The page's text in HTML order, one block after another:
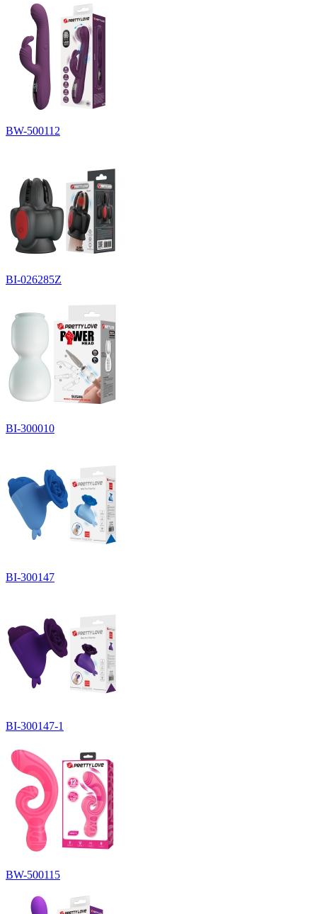
BW-500112
BI-026285Z
BI-300010
BI-300147
BI-300147-1
BW-500115